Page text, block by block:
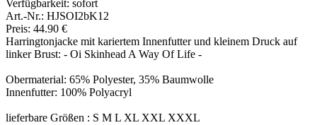
Verfügbarkeit: sofort
Art.-Nr.: HJSOI2bK12
Preis: 44.90 €
Harringtonjacke mit kariertem Innenfutter und kleinem Druck auf
linker Brust: - Oi Skinhead A Way Of Life -
Obermaterial: 65% Polyester, 35% Baumwolle
Innenfutter: 100% Polyacryl
lieferbare Größen : S M L XL XXL XXXL